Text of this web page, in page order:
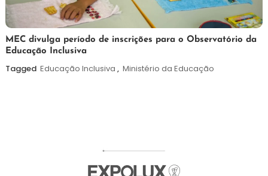
7
de
agosto
Maurilio
MEC divulga período de inscrições para o Observatório da
Educação Inclusiva
Tagged Educação Inclusiva , Ministério da Educação